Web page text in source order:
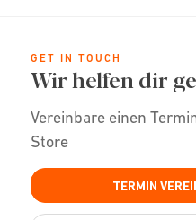
GET IN TOUCH
Wir helfen dir
Vereinbare einen
Store
TERMIN